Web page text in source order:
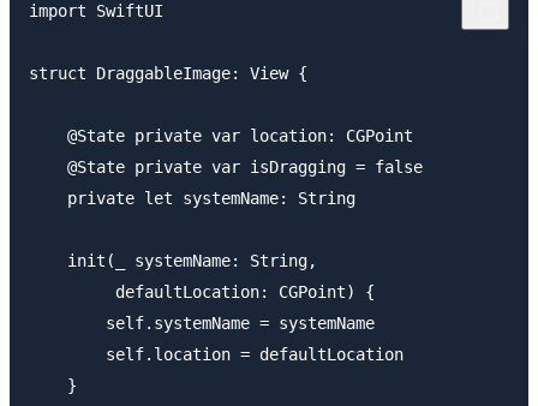
import SwiftUI
struct DraggableImage: View {
    @State private var location: CGPoint
    @State private var isDragging = false
    private let systemName: String
    init(_ systemName: String,
         defaultLocation: CGPoint) {
        self.systemName = systemName
        self.location = defaultLocation
    }